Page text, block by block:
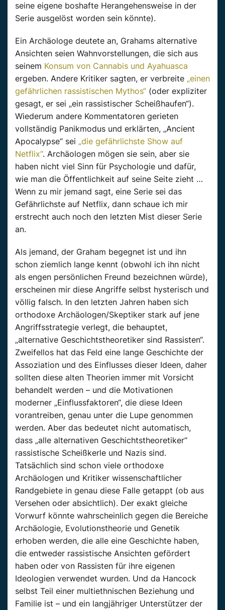
seine eigene boshafte Herangehensweise in der
Serie ausgelöst worden sein könnte).
Ein Archäologe deutete an, Grahams alternative
Ansichten seien Wahnvorstellungen, die sich aus
seinem Konsum von Cannabis und Ayahuasca
ergeben. Andere Kritiker sagten, er verbreite „einen
gefährlichen rassistischen Mythos“ (oder expliziter
gesagt, er sei „ein rassistischer Scheißhaufen“).
Wiederum andere Kommentatoren gerieten
vollständig Panikmodus und erklärten, „Ancient
Apocalypse“ sei „die gefährlichste Show auf
Netflix“. Archäologen mögen sie sein, aber sie
haben nicht viel Sinn für Psychologie und dafür,
wie man die Öffentlichkeit auf seine Seite zieht …
Wenn zu mir jemand sagt, eine Serie sei das
Gefährlichste auf Netflix, dann schaue ich mir
erstrecht auch noch den letzten Mist dieser Serie
an.
Als jemand, der Graham begegnet ist und ihn
schon ziemlich lange kennt (obwohl ich ihn nicht
als engen persönlichen Freund bezeichnen würde),
erscheinen mir diese Angriffe selbst hysterisch und
völlig falsch. In den letzten Jahren haben sich
orthodoxe Archäologen/Skeptiker stark auf jene
Angriffsstrategie verlegt, die behauptet,
„alternative Geschichtstheoretiker sind Rassisten“.
Zweifellos hat das Feld eine lange Geschichte der
Assoziation und des Einflusses dieser Ideen, daher
sollten diese alten Theorien immer mit Vorsicht
behandelt werden – und die Motivationen
moderner „Einflussfaktoren“, die diese Ideen
vorantreiben, genau unter die Lupe genommen
werden. Aber das bedeutet nicht automatisch,
dass „alle alternativen Geschichtstheoretiker“
rassistische Scheißkerle und Nazis sind.
Tatsächlich sind schon viele orthodoxe
Archäologen und Kritiker wissenschaftlicher
Randgebiete in genau diese Falle getappt (ob aus
Versehen oder absichtlich). Der exakt gleiche
Vorwurf könnte wahrscheinlich gegen die Bereiche
Archäologie, Evolutionstheorie und Genetik
erhoben werden, die alle eine Geschichte haben,
die entweder rassistische Ansichten gefördert
haben oder von Rassisten für ihre eigenen
Ideologien verwendet wurden. Und da Hancock
selbst Teil einer multiethnischen Beziehung und
Familie ist – und ein langjähriger Unterstützer der